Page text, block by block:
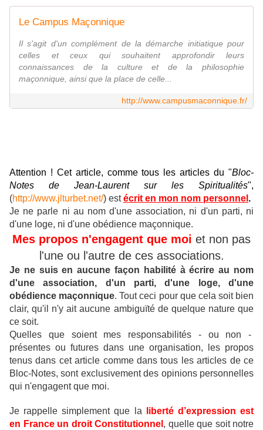
Le Campus Maçonnique
Il s'agit d'un complément de la démarche initiatique pour
celles et ceux qui souhaitent approfondir leurs
connaissances de la culture et de la philosophie
maçonnique, ainsi que la place de celle...
http://www.campusmaconnique.fr/
Attention ! Cet article, comme tous les articles du "Bloc-
Notes de Jean-Laurent sur les Spiritualités",
(http://www.jlturbet.net/) estécrit en mon nom personnel .
Je ne parle ni au nom d'une association, ni d'un parti, ni
d'une loge, ni d'une obédience maçonnique.
Mes propos n'engagent que moi et non pas
l'une ou l'autre de ces associations.
Je ne suis en aucune façon habilité à écrire au nom
d'une association, d'un parti, d'une loge, d'une
obédience maçonnique.Tout ceci pour que cela soit bien
clair, qu'il n'y ait aucune ambiguïté de quelque nature que
ce soit.
Quelles que soient mes responsabilités - ou non -
présentes ou futures dans une organisation, les propos
tenus dans cet article comme dans tous les articles de ce
Bloc-Notes, sont exclusivement des opinions personnelles
qui n'engagent que moi.
Je rappelle simplement que la
liberté d’expression est
en France un droit Constitutionnel , quelle que soit notre